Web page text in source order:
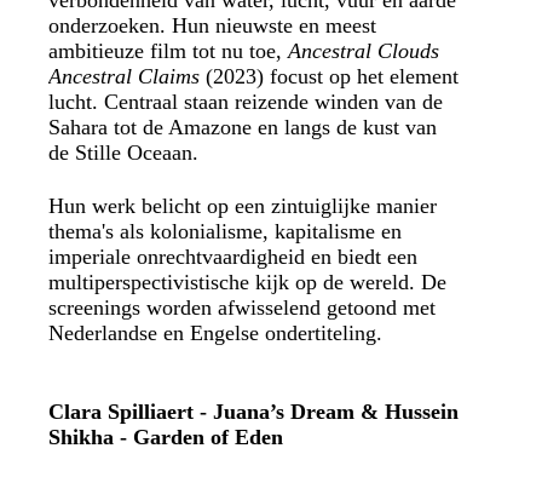
onderzoeken. Hun nieuwste en meest
ambitieuze film tot nu toe,Ancestral Clouds
Ancestral Claims (2023) focust op het element
lucht. Centraal staan reizende winden van de
Sahara tot de Amazone en langs de kust van
de Stille Oceaan.
Hun werk belicht op een zintuiglijke manier
thema's als kolonialisme, kapitalisme en
imperiale onrechtvaardigheid en biedt een
multiperspectivistische kijk op de wereld. De
screenings worden afwisselend getoond met
Nederlandse en Engelse ondertiteling.
Clara Spilliaert - Juana’s Dream & Hussein
Shikha - Garden of Eden